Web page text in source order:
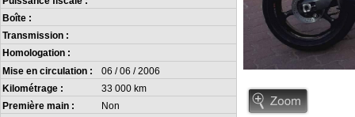
Boîte :
Transmission :
Homologation :
Mise en circulation :
06 / 06 / 2006
Kilométrage :
33 000 km
Première main :
Non